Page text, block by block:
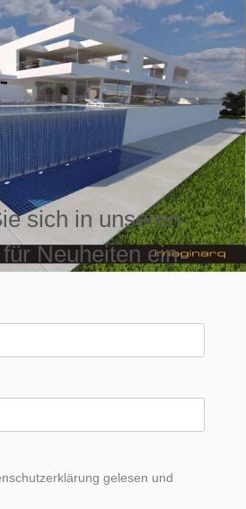
sich in unseren
Neuheiten ein
gelesen und